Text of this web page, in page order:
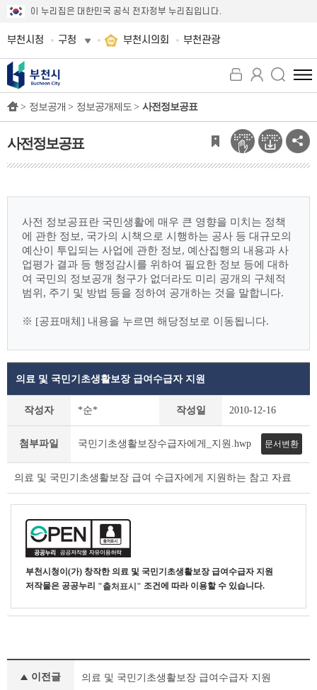
이 누리집은 대한민국 공식 전자정부 누리집입니다.
부천시청 구청 부천시의회 부천관광
전
체
뉴
보
기
> 정보공개 > 정보공개제도 > 사전정보공표
사전정보공표
사전 정보공표란 국민생활에 매우 큰 영향을 미치는 정책
에 관한 정보, 국가의 시책으로 시행하는 공사 등 대규모의
예산이 투입되는 사업에 관한 정보, 예산집행의 내용과 사
업평가 결과 등 행정감시를 위하여 필요한 정보 등에 대하
여 국민의 정보공개 청구가 없더라도 미리
공개의 구체적
범위, 주기 및 방법 등을 정하여 공개하는 것을 말합니다.
※ [공표매체] 내용을 누르면 해당정보로 이동됩니다.
공
표
세
의료 및 국민기초생활보장 급여수급자 지원
작성자 *순* 작성일 2010-12-16
첨부파일 국민기초생활보장수급자에게_지원.hwp 문서변환
의료 및 국민기초생활보장 급여 수급자에게 지원하는 참고 자료
부천시청이(가) 창작한의료 및 국민기초생활보장 급여수급자 지원
저작물은 공공누리 "출처표시" 조건에 따라 이용할 수 있습니다.
이전글 의료 및 국민기초생활보장 급여수급자 지원